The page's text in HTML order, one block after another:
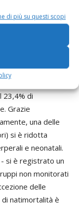
di più su questi scopi
per il 33,3% delle
di gravità
23,4% di
Grazie
una delle
si è ridotta
e neonatali.
si è registrato un
non monitorati
delle
natimortalità è